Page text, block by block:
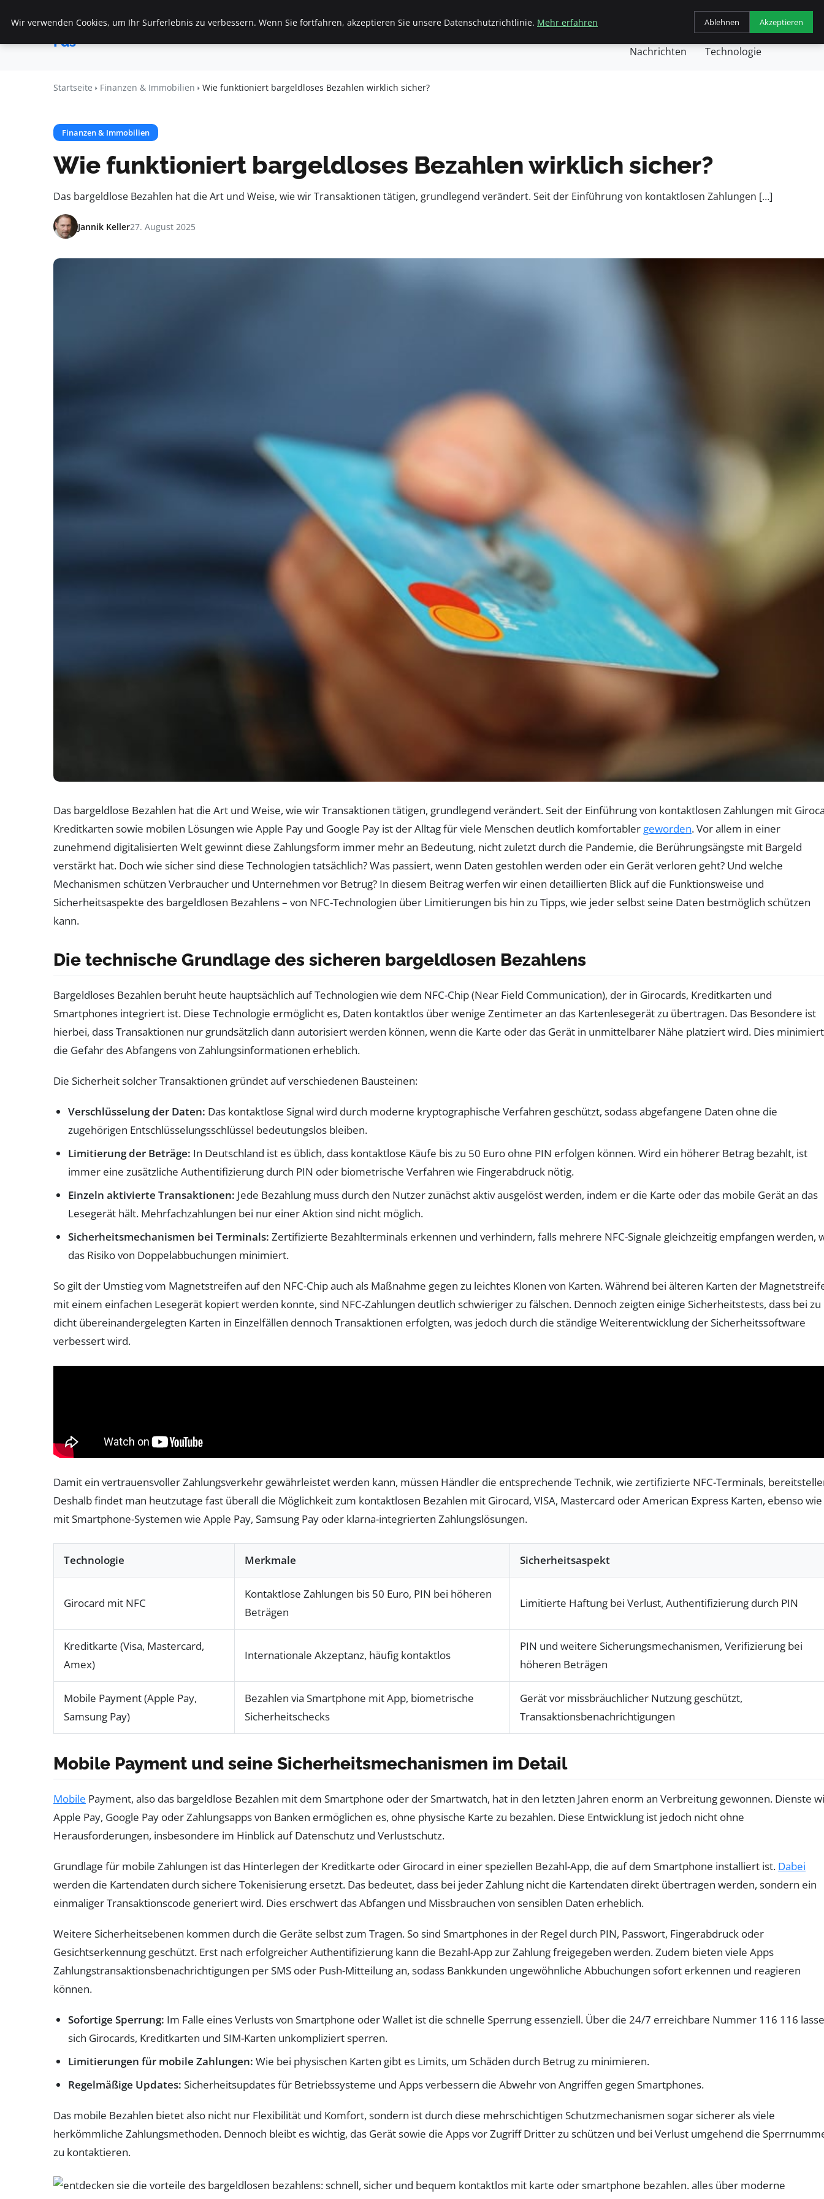
Veranstaltungen
Fds
Startseite Finanzen & Immobilien Frauen / Mode General Geschäft Gesundheit Nachricht
Nachrichten Technologie
Startseite Finanzen & Immobilien Wie funktioniert bargeldloses Bezahlen wirklich sicher?
Finanzen & Immobilien
Wie funktioniert bargeldloses Bezahlen wirklich sicher?
Das bargeldlose Bezahlen hat die Art und Weise, wie wir Transaktionen tätigen, grundlegend verändert. Seit der Einführung von kontaktlosen Zahlungen […]
Jannik Keller27. August 2025
Das bargeldlose Bezahlen hat die Art und Weise, wie wir Transaktionen tätigen, grundlegend verändert. Seit der Einführung von kontaktlosen Zahlungen mit
Kreditkarten sowie mobilen Lösungen wie Apple Pay und Google Pay ist der Alltag für viele Menschen deutlich komfortabler geworden. Vor allem in einer
zunehmend digitalisierten Welt gewinnt diese Zahlungsform immer mehr an Bedeutung, nicht zuletzt durch die Pandemie, die Berührungsängste mit Bargeld
verstärkt hat. Doch wie sicher sind diese Technologien tatsächlich? Was passiert, wenn Daten gestohlen werden oder ein Gerät verloren geht? Und welche
Mechanismen schützen Verbraucher und Unternehmen vor Betrug? In diesem Beitrag werfen wir einen detaillierten Blick auf die Funktionsweise und
Sicherheitsaspekte des bargeldlosen Bezahlens – von NFC-Technologien über Limitierungen bis hin zu Tipps, wie jeder selbst seine Daten bestmöglich schützen
kann.
Die technische Grundlage des sicheren bargeldlosen Bezahlens
Bargeldloses Bezahlen beruht heute hauptsächlich auf Technologien wie dem NFC-Chip (Near Field Communication), der in Girocards, Kreditkarten und
Smartphones integriert ist. Diese Technologie ermöglicht es, Daten kontaktlos über wenige Zentimeter an das Kartenlesegerät zu übertragen. Das Besondere ist
hierbei, dass Transaktionen nur grundsätzlich dann autorisiert werden können, wenn die Karte oder das Gerät in unmittelbarer Nähe platziert wird. Dies minimiert
die Gefahr des Abfangens von Zahlungsinformationen erheblich.
Die Sicherheit solcher Transaktionen gründet auf verschiedenen Bausteinen:
Verschlüsselung der Daten: Das kontaktlose Signal wird durch moderne kryptographische Verfahren geschützt, sodass abgefangene Daten ohne die
zugehörigen Entschlüsselungsschlüssel bedeutungslos bleiben.
Limitierung der Beträge: In Deutschland ist es üblich, dass kontaktlose Käufe bis zu 50 Euro ohne PIN erfolgen können. Wird ein höherer Betrag bezahlt, ist
immer eine zusätzliche Authentifizierung durch PIN oder biometrische Verfahren wie Fingerabdruck nötig.
Einzeln aktivierte Transaktionen: Jede Bezahlung muss durch den Nutzer zunächst aktiv ausgelöst werden, indem er die Karte oder das mobile Gerät an das
Lesegerät hält. Mehrfachzahlungen bei nur einer Aktion sind nicht möglich.
Sicherheitsmechanismen bei Terminals: Zertifizierte Bezahlterminals erkennen und verhindern, falls mehrere NFC-Signale gleichzeitig empfangen werden,
das Risiko von Doppelabbuchungen minimiert.
So gilt der Umstieg vom Magnetstreifen auf den NFC-Chip auch als Maßnahme gegen zu leichtes Klonen von Karten. Während bei älteren Karten der
mit einem einfachen Lesegerät kopiert werden konnte, sind NFC-Zahlungen deutlich schwieriger zu fälschen. Dennoch zeigten einige Sicherheitstests, dass bei zu
dicht übereinandergelegten Karten in Einzelfällen dennoch Transaktionen erfolgten, was jedoch durch die ständige Weiterentwicklung der Sicherheitssoftware
verbessert wird.
Damit ein vertrauensvoller Zahlungsverkehr gewährleistet werden kann, müssen Händler die entsprechende Technik, wie zertifizierte NFC-Terminals,
Deshalb findet man heutzutage fast überall die Möglichkeit zum kontaktlosen Bezahlen mit Girocard, VISA, Mastercard oder American Express Karten, ebenso wie
mit Smartphone-Systemen wie Apple Pay, Samsung Pay oder klarna-integrierten Zahlungslösungen.
Technologie Merkmale Sicherheitsaspekt
Girocard mit NFC
Kontaktlose Zahlungen bis 50 Euro, PIN bei höheren
Beträgen
Limitierte Haftung bei Verlust, Authentifizierung durch PIN
Kreditkarte (Visa, Mastercard,
Amex)
Internationale Akzeptanz, häufig kontaktlos
PIN und weitere Sicherungsmechanismen, Verifizierung bei
höheren Beträgen
Mobile Payment (Apple Pay,
Samsung Pay)
Bezahlen via Smartphone mit App, biometrische
Sicherheitschecks
Gerät vor missbräuchlicher Nutzung geschützt,
Transaktionsbenachrichtigungen
Mobile Payment und seine Sicherheitsmechanismen im Detail
Mobile Payment, also das bargeldlose Bezahlen mit dem Smartphone oder der Smartwatch, hat in den letzten Jahren enorm an Verbreitung gewonnen. Dienste
Apple Pay, Google Pay oder Zahlungsapps von Banken ermöglichen es, ohne physische Karte zu bezahlen. Diese Entwicklung ist jedoch nicht ohne
Herausforderungen, insbesondere im Hinblick auf Datenschutz und Verlustschutz.
Grundlage für mobile Zahlungen ist das Hinterlegen der Kreditkarte oder Girocard in einer speziellen Bezahl-App, die auf dem Smartphone installiert ist. Dabei
werden die Kartendaten durch sichere Tokenisierung ersetzt. Das bedeutet, dass bei jeder Zahlung nicht die Kartendaten direkt übertragen werden, sondern ein
einmaliger Transaktionscode generiert wird. Dies erschwert das Abfangen und Missbrauchen von sensiblen Daten erheblich.
Weitere Sicherheitsebenen kommen durch die Geräte selbst zum Tragen. So sind Smartphones in der Regel durch PIN, Passwort, Fingerabdruck oder
Gesichtserkennung geschützt. Erst nach erfolgreicher Authentifizierung kann die Bezahl-App zur Zahlung freigegeben werden. Zudem bieten viele Apps
Zahlungstransaktionsbenachrichtigungen per SMS oder Push-Mitteilung an, sodass Bankkunden ungewöhnliche Abbuchungen sofort erkennen und reagieren
können.
Sofortige Sperrung: Im Falle eines Verlusts von Smartphone oder Wallet ist die schnelle Sperrung essenziell. Über die 24/7 erreichbare Nummer 116 116
sich Girocards, Kreditkarten und SIM-Karten unkompliziert sperren.
Limitierungen für mobile Zahlungen: Wie bei physischen Karten gibt es Limits, um Schäden durch Betrug zu minimieren.
Regelmäßige Updates: Sicherheitsupdates für Betriebssysteme und Apps verbessern die Abwehr von Angriffen gegen Smartphones.
Das mobile Bezahlen bietet also nicht nur Flexibilität und Komfort, sondern ist durch diese mehrschichtigen Schutzmechanismen sogar sicherer als viele
herkömmliche Zahlungsmethoden. Dennoch bleibt es wichtig, das Gerät sowie die Apps vor Zugriff Dritter zu schützen und bei Verlust umgehend die
zu kontaktieren.
Wir verwenden Cookies, um Ihr Surferlebnis zu verbessern. Wenn Sie fortfahren, akzeptieren Sie unsere Datenschutzrichtlinie. Mehr erfahren Ablehnen Akzeptieren